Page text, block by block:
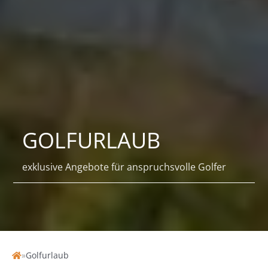
GOLFURLAUB
exklusive Angebote für anspruchsvolle Golfer
Home
»Golfurlaub